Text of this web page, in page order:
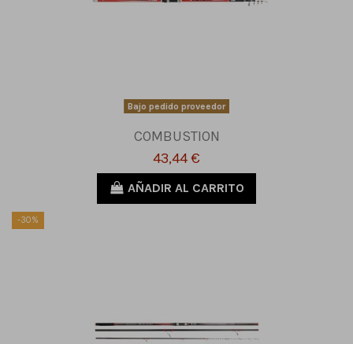
Bajo pedido proveedor
COMBUSTION
43,44 €
AÑADIR AL CARRITO
-30%